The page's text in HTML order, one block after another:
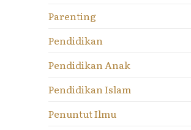
Parenting
Pendidikan
Pendidikan Anak
Pendidikan Islam
Penuntut Ilmu